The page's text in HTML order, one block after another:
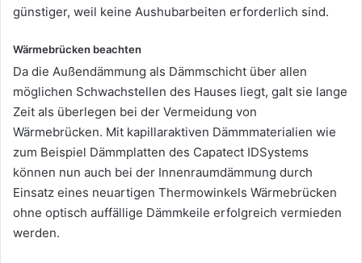
günstiger, weil keine Aushubarbeiten erforderlich sind.
Wärmebrücken beachten
Da die Außendämmung als Dämmschicht über allen
möglichen Schwachstellen des Hauses liegt, galt sie lange
Zeit als überlegen bei der Vermeidung von
Wärmebrücken. Mit kapillaraktiven Dämmmaterialien wie
zum Beispiel Dämmplatten des Capatect IDSystems
können nun auch bei der Innenraumdämmung durch
Einsatz eines neuartigen Thermowinkels Wärmebrücken
ohne optisch auffällige Dämmkeile erfolgreich vermieden
werden.